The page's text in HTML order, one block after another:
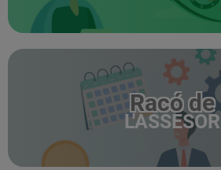
Racó de
L'ASSESOR